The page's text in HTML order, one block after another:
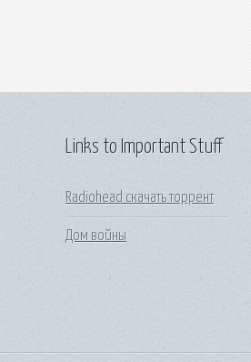
Links to Important Stuff
Radiohead скачать торрент
Дом войны